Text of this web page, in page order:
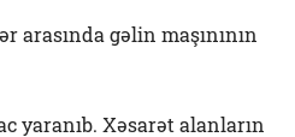
arasında gəlin maşınının
yaranıb. Xəsarət alanların